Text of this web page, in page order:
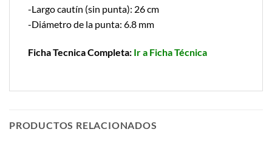
-Largo cautín (sin punta): 26 cm
-Diámetro de la punta: 6.8 mm
Ficha Tecnica Completa: Ir a Ficha Técnica
PRODUCTOS RELACIONADOS